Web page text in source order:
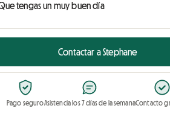
Contactar a Stephane
Pago seguroAsistencia los 7 días de la semanaContacto